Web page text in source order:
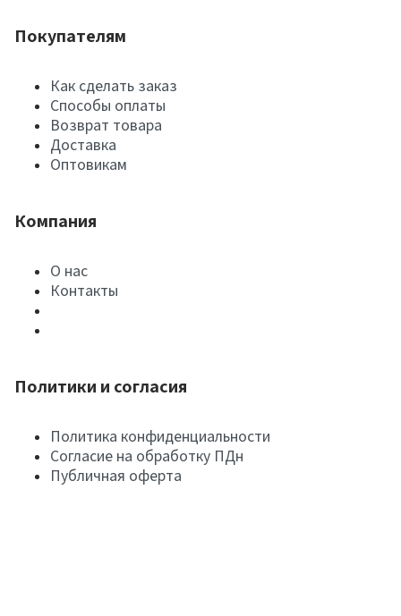
Покупателям
Как сделать заказ
Способы оплаты
Возврат товара
Доставка
Оптовикам
Компания
О нас
Контакты
Политики и согласия
Политика конфиденциальности
Согласие на обработку ПДн
Публичная оферта